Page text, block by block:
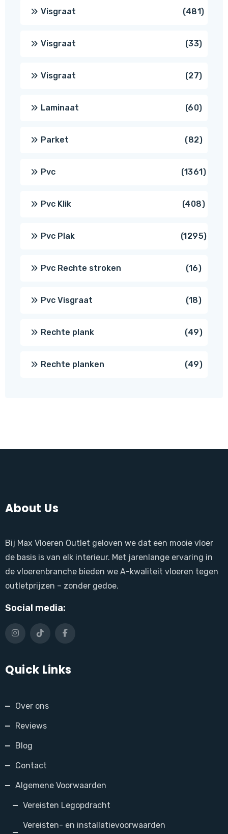
Visgraat 481481
Visgraat 3333
Visgraat 2727
Laminaat 6060
Parket 8282
Pvc 13611361
Pvc Klik 408408
Pvc Plak 12951295
Pvc Rechte stroken 1616
Pvc Visgraat 1818
Rechte plank 4949
Rechte planken 4949
About Us
Bij Max Vloeren Outlet geloven we dat een mooie vloer
de basis is van elk interieur. Met jarenlange ervaring in
de vloerenbranche bieden we A-kwaliteit vloeren tegen
outletprijzen – zonder gedoe.
Social media:
Quick Links
Over ons
Reviews
Blog
Contact
Algemene Voorwaarden
Vereisten Legopdracht
Vereisten- en installatievoorwaarden